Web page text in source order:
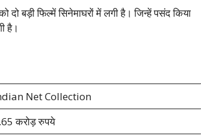
बड़ी फिल्में सिनेमाघरों में लगी है। जिन्हें पसंद किया
है।
Net Collection
करोड़ रुपये